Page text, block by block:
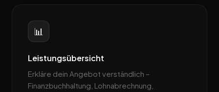
📊
Leistungsübersicht
Erkläre dein Angebot verständlich –
Finanzbuchhaltung, Lohnabrechnung,